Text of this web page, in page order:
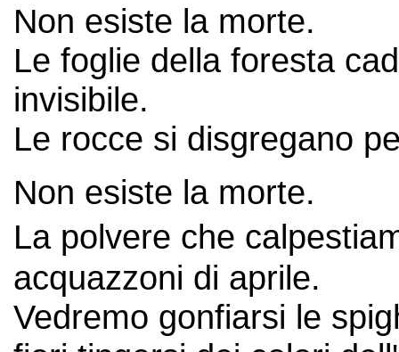
Non esiste la morte.
Le foglie della foresta
invisibile.
Le rocce si disgregano
Non esiste la morte.
La polvere che
acquazzoni di aprile.
Vedremo gonfiarsi le